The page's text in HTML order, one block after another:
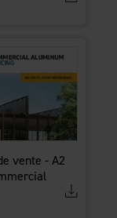
vente - A2